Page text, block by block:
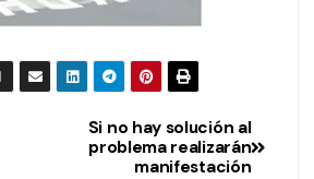
Si no hay solución al
problema realizarán
manifestación